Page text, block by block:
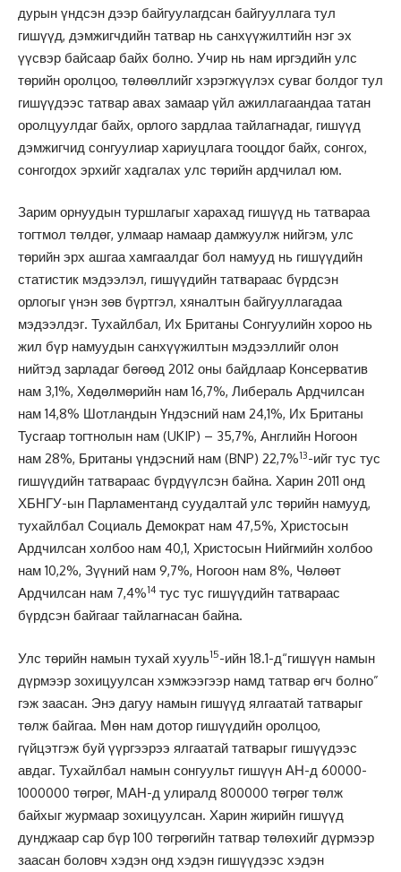
дурын үндсэн дээр байгуулагдсан байгууллага тул
гишүүд, дэмжигчдийн татвар нь санхүүжилтийн нэг эх
үүсвэр байсаар байх болно. Учир нь нам иргэдийн улс
төрийн оролцоо, төлөөллийг хэрэгжүүлэх суваг болдог тул
гишүүдээс татвар авах замаар үйл ажиллагаандаа татан
оролцуулдаг байх, орлого зардлаа тайлагнадаг, гишүүд
дэмжигчид сонгуулиар хариуцлага тооцдог байх, сонгох,
сонгогдох эрхийг хадгалах улс төрийн ардчилал юм.
Зарим орнуудын туршлагыг харахад гишүүд нь татвараа
тогтмол төлдөг, улмаар намаар дамжуулж нийгэм, улс
төрийн эрх ашгаа хамгаалдаг бол намууд нь гишүүдийн
статистик мэдээлэл, гишүүдийн татвараас бүрдсэн
орлогыг үнэн зөв бүртгэл, хяналтын байгууллагадаа
мэдээлдэг. Тухайлбал, Их Британы Сонгуулийн хороо нь
жил бүр намуудын санхүүжилтын мэдээллийг олон
нийтэд зарладаг бөгөөд 2012 оны байдлаар Консерватив
нам 3,1%, Хөдөлмөрийн нам 16,7%, Либераль Ардчилсан
нам 14,8% Шотландын Үндэсний нам 24,1%, Их Британы
Тусгаар тогтнолын нам (UKIP) – 35,7%, Английн Ногоон
нам 28%, Британы үндэсний нам (BNP) 22,7%13-ийг тус тус
гишүүдийн татвараас бүрдүүлсэн байна. Харин 2011 онд
ХБНГУ-ын Парламентанд суудалтай улс төрийн намууд,
тухайлбал Социаль Демократ нам 47,5%, Христосын
Ардчилсан холбоо нам 40,1, Христосын Нийгмийн холбоо
нам 10,2%, Зүүний нам 9,7%, Ногоон нам 8%, Чөлөөт
Ардчилсан нам 7,4%14 тус тус гишүүдийн татвараас
бүрдсэн байгааг тайлагнасан байна.
Улс төрийн намын тухай хууль15-ийн 18.1-д“гишүүн намын
дүрмээр зохицуулсан хэмжээгээр намд татвар өгч болно”
гэж заасан. Энэ дагуу намын гишүүд ялгаатай татварыг
төлж байгаа. Мөн нам дотор гишүүдийн оролцоо,
гүйцэтгэж буй үүргээрээ ялгаатай татварыг гишүүдээс
авдаг. Тухайлбал намын сонгуульт гишүүн АН-д 60000-
1000000 төгрөг, МАН-д улиралд 800000 төгрөг төлж
байхыг журмаар зохицуулсан. Харин жирийн гишүүд
дунджаар сар бүр 100 төгрөгийн татвар төлөхийг дүрмээр
заасан боловч хэдэн онд хэдэн гишүүдээс хэдэн